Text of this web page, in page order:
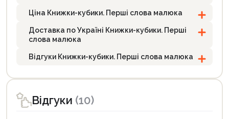
Ціна Книжки-кубики. Перші слова малюка
Доставка по Україні Книжки-кубики. Перші
слова малюка
Відгуки Книжки-кубики. Перші слова малюка
Відгуки (10)
Продовжити покупки